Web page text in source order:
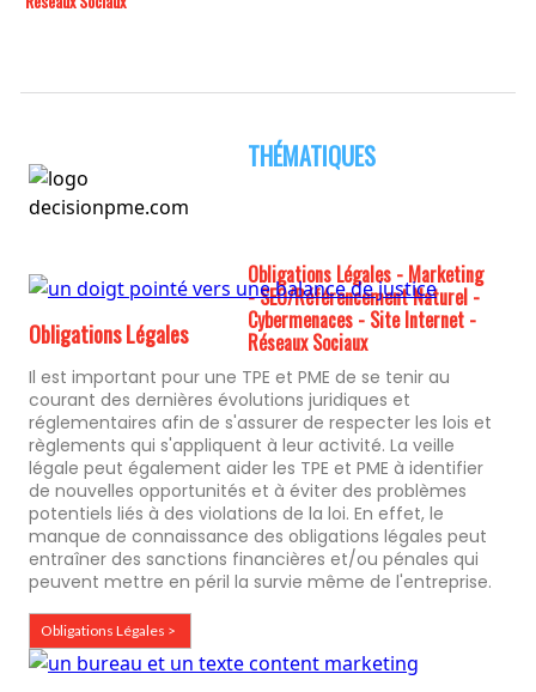
THÉMATIQUES
Obligations Légales - Marketing
- SEO/Référencement Naturel -
Cybermenaces - Site Internet -
Réseaux Sociaux
Obligations Légales
Il est important pour une TPE et PME de se tenir au
courant des dernières évolutions juridiques et
réglementaires afin de s'assurer de respecter les lois et
règlements qui s'appliquent à leur activité. La veille
légale peut également aider les TPE et PME à identifier
de nouvelles opportunités et à éviter des problèmes
potentiels liés à des violations de la loi. En effet, le
manque de connaissance des obligations légales peut
entraîner des sanctions financières et/ou pénales qui
peuvent mettre en péril la survie même de l'entreprise.
Obligations Légales >